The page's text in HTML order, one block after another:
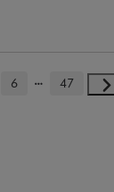
6 47